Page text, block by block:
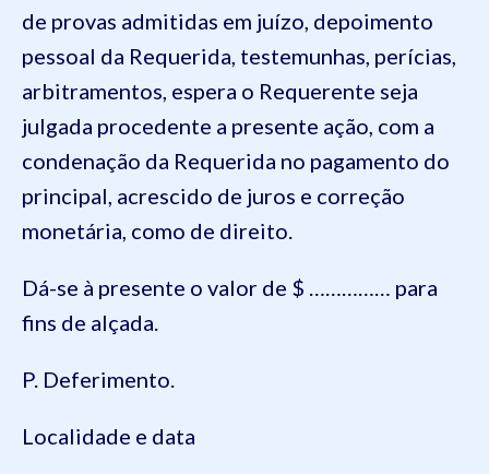
de provas admitidas em juízo, depoimento
pessoal da Requerida, testemunhas, perícias,
arbitramentos, espera o Requerente seja
julgada procedente a presente ação, com a
condenação da Requerida no pagamento do
principal, acrescido de juros e correção
monetária, como de direito.
Dá-se à presente o valor de $ …………… para
fins de alçada.
P. Deferimento.
Localidade e data